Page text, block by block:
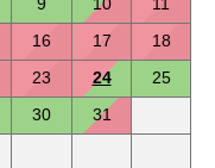
16 17
18
23 24
25
30
31